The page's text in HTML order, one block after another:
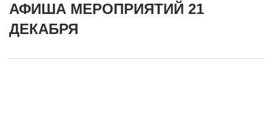
АФИША МЕРОПРИЯТИЙ 21
ДЕКАБРЯ